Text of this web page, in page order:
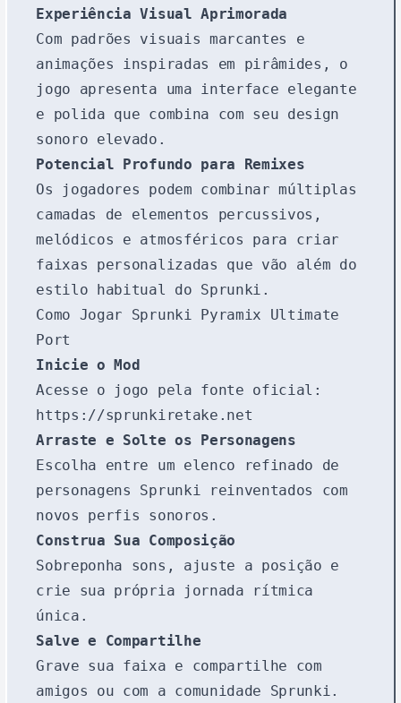
Experiência Visual Aprimorada
Com padrões visuais marcantes e
animações inspiradas em pirâmides, o
jogo apresenta uma interface elegante
e polida que combina com seu design
sonoro elevado.
Potencial Profundo para Remixes
Os jogadores podem combinar múltiplas
camadas de elementos percussivos,
melódicos e atmosféricos para criar
faixas personalizadas que vão além do
estilo habitual do Sprunki.
Como Jogar Sprunki Pyramix Ultimate
Port
Inicie o Mod
Acesse o jogo pela fonte oficial:
https://sprunkiretake.net
Arraste e Solte os Personagens
Escolha entre um elenco refinado de
personagens Sprunki reinventados com
novos perfis sonoros.
Construa Sua Composição
Sobreponha sons, ajuste a posição e
crie sua própria jornada rítmica
única.
Salve e Compartilhe
Grave sua faixa e compartilhe com
amigos ou com a comunidade Sprunki.